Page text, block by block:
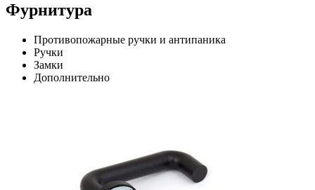
Фурнитура
Противопожарные ручки и антипаника
Ручки
Замки
Дополнительно